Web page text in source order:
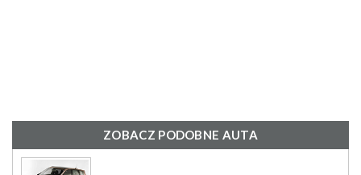
ZOBACZ PODOBNE AUTA